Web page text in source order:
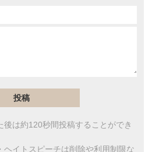
は約120秒間投稿することができ
イトスピーチは削除や利用制限な